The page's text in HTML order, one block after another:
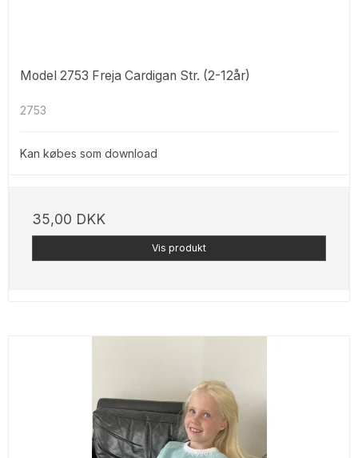
Model 2753 Freja Cardigan Str. (2-12år)
2753
Kan købes som download
35,00 DKK
Vis produkt